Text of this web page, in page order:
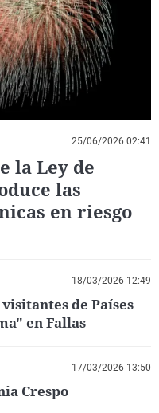
La rosa de los vientos
Gente viajera
Como el perro y el
Caso
Retornados
Equipo de
Operación Viuda
Extremadura
Galicia
La Rioja
Navarra
País Vasco
Virales
Televisión
Elecciones
25/06/2026 02:41
la Ley de
las
en riesgo
18/03/2026 12:49
de Países
en Fallas
17/03/2026 13:50
Crespo